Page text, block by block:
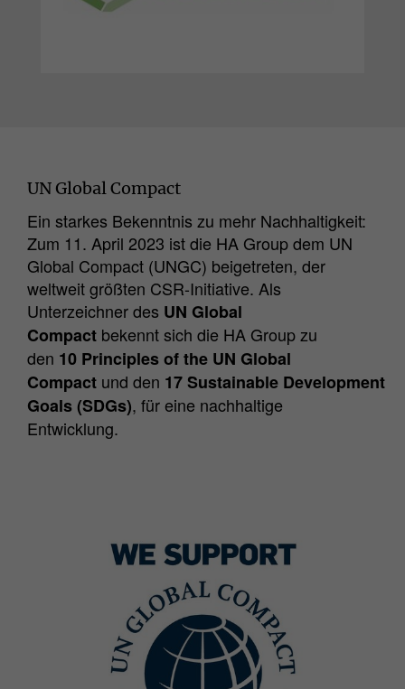
UN Global Compact
Ein starkes Bekenntnis zu mehr Nachhaltigkeit:
Zum 11. April 2023 ist die HA Group dem UN
Global Compact (UNGC) beigetreten, der
weltweit größten CSR-Initiative. Als
Unterzeichner des UN Global
Compact bekennt sich die HA Group zu
den 10 Principles of the UN Global
Compact und den 17 Sustainable Development
Goals (SDGs), für eine nachhaltige
Entwicklung.